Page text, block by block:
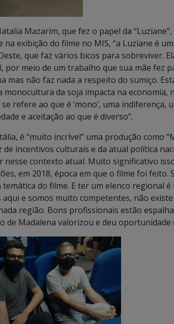
Mazarim, que fez o papel da
na exibição do filme no MIS, “a Luziane é
que faz vários bicos para sobreviver.
por meio de um trabalho que sua mãe fez
mas não faz nada a respeito do sumiço.
monocultura da soja impacta na economia,
refere ao que é ‘mono’, uma indiferença,
e aceitação ao que é diverso”.
é “muito incrível” uma produção como
de incentivos culturais e da atual política
nesse contexto atual. Muito significativo
em 2018, época em que o filme foi
temática do filme. E ter um elenco regional
aqui e somos muito competentes, não
região. Bons profissionais estão
de Madalena valorizou e deu oportunidade